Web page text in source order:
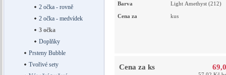
2 očka - rovně
2 očka - medvídek
3 očka
Doplňky
Prsteny Bubble
Tvořivé sety
Barva Light Amethyst (212)
Cena za kus
Cena za ks